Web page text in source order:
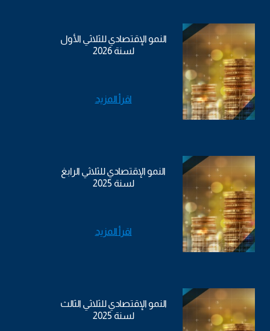
النمو الإقتصادي للثلاثي الأول
لسنة 2026
اقرأ المزيد
النمو الإقتصادي للثلاثي الرابغ
لسنة 2025
اقرأ المزيد
النمو الإقتصادي للثلاثي الثالث
لسنة 2025